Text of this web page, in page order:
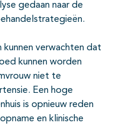
gedaan naar de
verwachten dat
kunnen worden
niet te
Een hoge
is opnieuw reden
en klinische